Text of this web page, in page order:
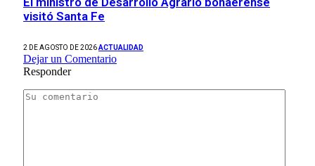
visitó Santa Fe
2 DE AGOSTO DE 2026ACTUALIDAD
Dejar un Comentario
Responder